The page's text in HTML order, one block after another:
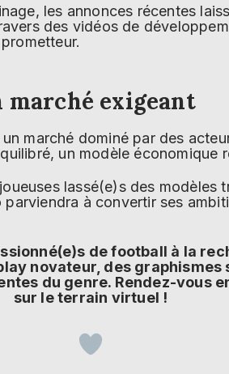
les annonces récentes
des vidéos de
marché exigeant
marché dominé par des
un modèle économique
lassé(e)s des modèles
à convertir ses
de football à la
novateur, des
du genre. Rendez-vous
sur le terrain virtuel !